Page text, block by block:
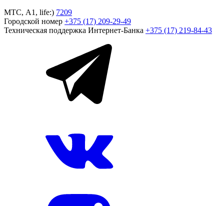
МТС, A1, life:) 7209
Городской номер +375 (17) 209-29-49
Техническая поддержка Интернет-Банка +375 (17) 219-84-43